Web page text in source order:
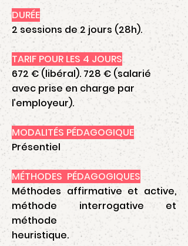
DURÉE
2 sessions de 2 jours (28h).
TARIF POUR LES 4 JOURS
672 € (libéral). 728 € (salarié
avec prise en charge par
l’employeur).
MODALITÉS PÉDAGOGIQUE
Présentiel
MÉTHODES PÉDAGOGIQUES
Méthodes affirmative et active,
méthode interrogative et
méthode
heuristique.